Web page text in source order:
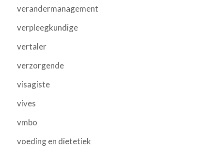
verandermanagement
verpleegkundige
vertaler
verzorgende
visagiste
vives
vmbo
voeding en dietetiek